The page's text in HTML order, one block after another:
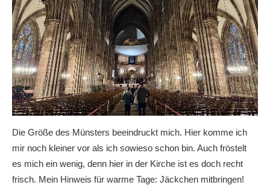
Die Größe des Münsters beeindruckt mich. Hier komme ich
mir noch kleiner vor als ich sowieso schon bin. Auch fröstelt
es mich ein wenig, denn hier in der Kirche ist es doch recht
frisch. Mein Hinweis für warme Tage: Jäckchen mitbringen!